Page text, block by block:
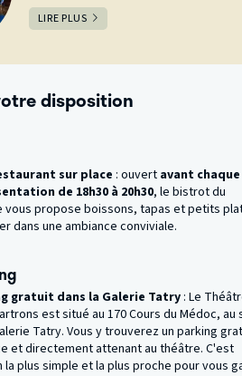
LIRE PLUS
disposition
sur place : ouvert avant chaque
de 18h30 à 20h30, le bistrot du
vous propose boissons, tapas et petits
dans une ambiance conviviale.
gratuit dans la Galerie Tatry: Le
est situé au 170 Cours du Médoc, au
Tatry. Vous y trouverez un parking
et directement attenant au théâtre. C'est
plus simple et la plus proche pour vous